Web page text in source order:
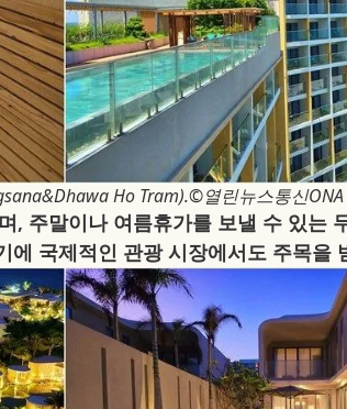
Ho Tram).©열린뉴스통신ONA
주말이나 여름휴가를 보낼 수 있는
국제적인 관광 시장에서도 주목을